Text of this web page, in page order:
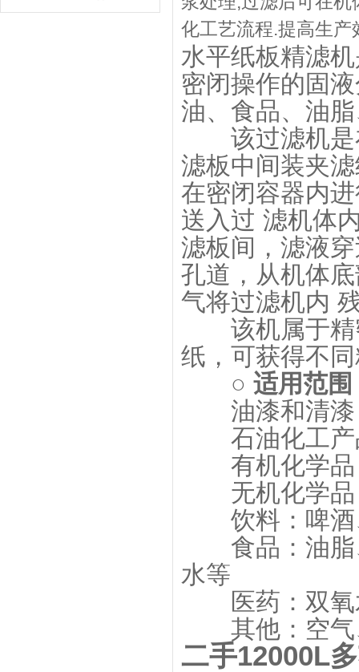
化工艺流程.提高生
水平纸板精滤
密闭操作的固
油、食品、油
该过滤机是
滤板中间装夹
在密闭容器内
送入过 滤机体
滤板间，滤液
孔道，从机体
气将过滤机内
该机属于精
纸，可获得不
○ 适用范围
油漆和清漆
石油化工产
有机化学品
无机化学品
饮料：啤酒
食品：油脂
水等
医药：双氧
其他：空气
二手12000L